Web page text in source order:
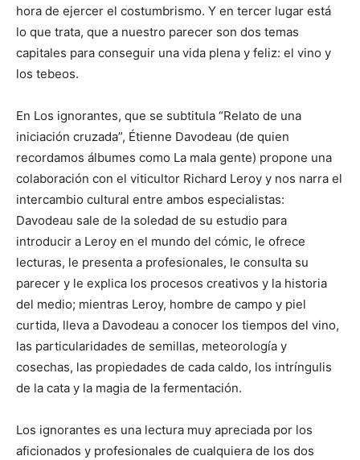
hora de ejercer el costumbrismo. Y en tercer lugar está
lo que trata, que a nuestro parecer son dos temas
capitales para conseguir una vida plena y feliz: el vino y
los tebeos.
En Los ignorantes, que se subtitula “Relato de una
iniciación cruzada”, Étienne Davodeau (de quien
recordamos álbumes como La mala gente) propone una
colaboración con el viticultor Richard Leroy y nos narra el
intercambio cultural entre ambos especialistas:
Davodeau sale de la soledad de su estudio para
introducir a Leroy en el mundo del cómic, le ofrece
lecturas, le presenta a profesionales, le consulta su
parecer y le explica los procesos creativos y la historia
del medio; mientras Leroy, hombre de campo y piel
curtida, lleva a Davodeau a conocer los tiempos del vino,
las particularidades de semillas, meteorología y
cosechas, las propiedades de cada caldo, los intríngulis
de la cata y la magia de la fermentación.
Los ignorantes es una lectura muy apreciada por los
aficionados y profesionales de cualquiera de los dos